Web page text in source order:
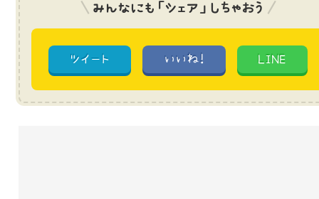
みんなにも「シェア」しちゃおう
ツイート いいね! LINE